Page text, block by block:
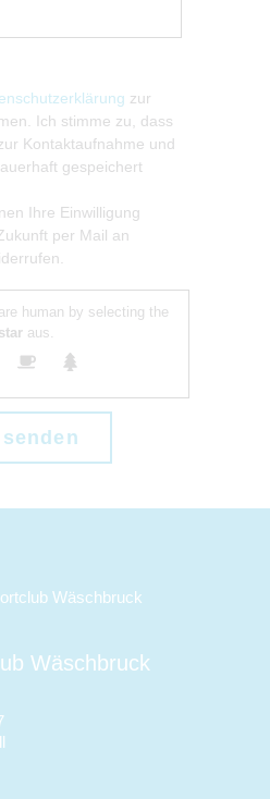
zur
Ich stimme zu, dass
Kontaktaufnahme und
gespeichert
Ihre Einwilligung
per Mail an
human by selecting the
star aus.
Wäschbruck